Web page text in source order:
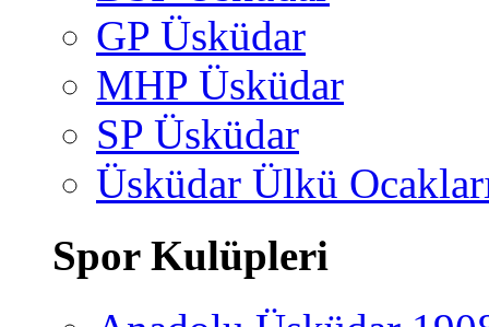
GP Üsküdar
MHP Üsküdar
SP Üsküdar
Üsküdar Ülkü
Spor Kulüpleri